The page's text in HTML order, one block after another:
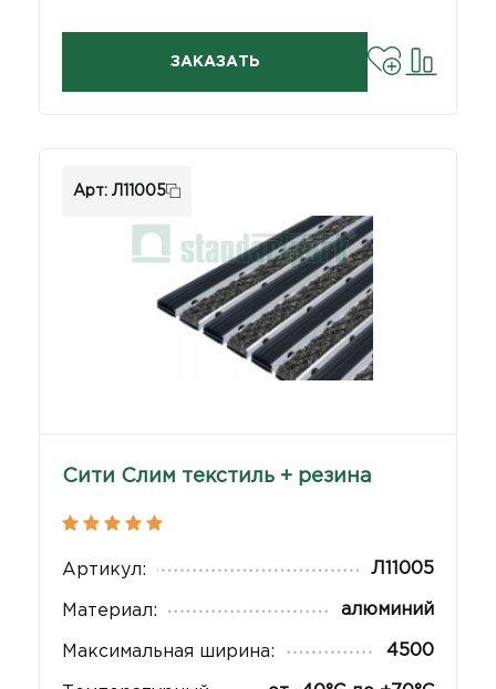
ЗАКАЗАТЬ
Арт: Л11005
Сити Слим текстиль + резина
Артикул: Л11005
Материал: алюминий
Максимальная ширина: 4500